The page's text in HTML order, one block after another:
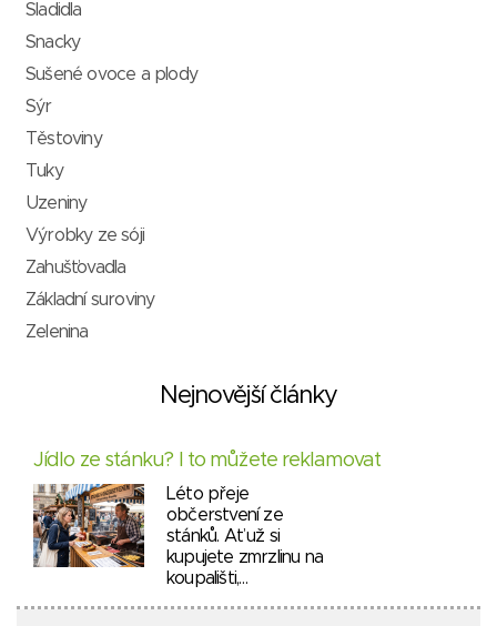
Sladidla
Snacky
Sušené ovoce a plody
Sýr
Těstoviny
Tuky
Uzeniny
Výrobky ze sóji
Zahušťovadla
Základní suroviny
Zelenina
Nejnovější články
Jídlo ze stánku? I to můžete reklamovat
Léto přeje
občerstvení ze
stánků. Ať už si
kupujete zmrzlinu na
koupališti,…